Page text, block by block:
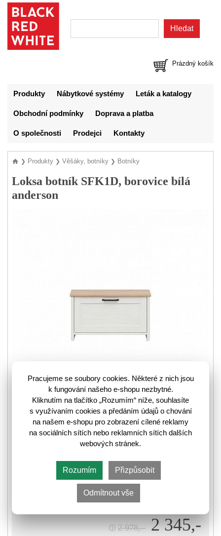
Prázdný košík
Produkty Nábytkové systémy Leták a katalogy
Obchodní podmínky Doprava a platba
O společnosti Prodejci Kontakty
❯ Produkty ❯ Věšáky, botníky ❯ Botníky
Loksa botník SFK1D, borovice bílá
anderson
Zařizujete nově vaši předsíň? Pak se vám jistě bude hodit
také pěkný moderní botník ve skandinávském provedení.
Například botník Loksa. Botník Loksa je…více
Skladem
Informace k odeslání zboží
🛈 2 978,- 2 345,-
Pracujeme se soubory cookies. Některé z nich jsou
k fungování našeho e-shopu nezbytné.
Kliknutím na tlačítko „Rozumím“ níže, souhlasíte
s využívaním cookies a předáním údajů o chování
na našem e-shopu pro zobrazení cílené reklamy
na sociálních sítích nebo reklamních sítích dalších
webových stránek.
Rozumím Přizpůsobit
Odmítnout vše